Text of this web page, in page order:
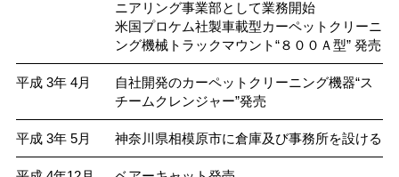
ニアリング事業部として業務開始
米国プロケム社製車載型カーペットクリーニ
ング機械トラックマウント“８００Ａ型” 発売
平成 3年 4月
自社開発のカーペットクリーニング機器“ス
チームクレンジャー”発売
平成 3年 5月 神奈川県相模原市に倉庫及び事務所を設ける